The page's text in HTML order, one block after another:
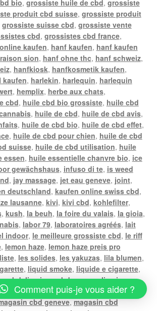
bio, grossiste huile de cbd, grossiste
produit cbd suisse, grossiste produit
grossiste suisse cbd, grossiste vente
cbd, grossistes cbd france,
kaufen, hanf kaufen, hanf kaufen
sion, hanf ohne thc, hanf schweiz,
, hanfkiosk, hanfkosmetik kaufen,
kaufen, harlekin, harlequin, harlequin
, hemplix, herbe aux chats,
cbd, huile cbd bio grossiste, huile cbd
, huile de cbd, huile de cbd avis,
, huile de cbd bio, huile de cbd effet,
, huile de cbd pour chien, huile de cbd
suisse, huile de cbd utilisation, huile
essen, huile essentielle chanvre bio, ice
gewächshaus, infuso di te, is weed
, jay massage, jet eau geneve, joint,
deutschland, kaufen online swiss cbd,
lausanne, kivi, kivi cbd, kohlefilter,
, kush, la beuh, la foire du valais, la gioia,
, labor 79, laboratoires agréés, lait
indoor, le meilleure grossiste cbd, le riff
, lemon haze, lemon haze preis pro
, les solides, les yakuzas, lila blumen,
, liquid smoke, liquide e cigarette,
cbd,livraison cbd geneve,livraison
gratuite poste,livraison weed,
cbd geneve,magasin cbd
Comment puis-je vous aider ?